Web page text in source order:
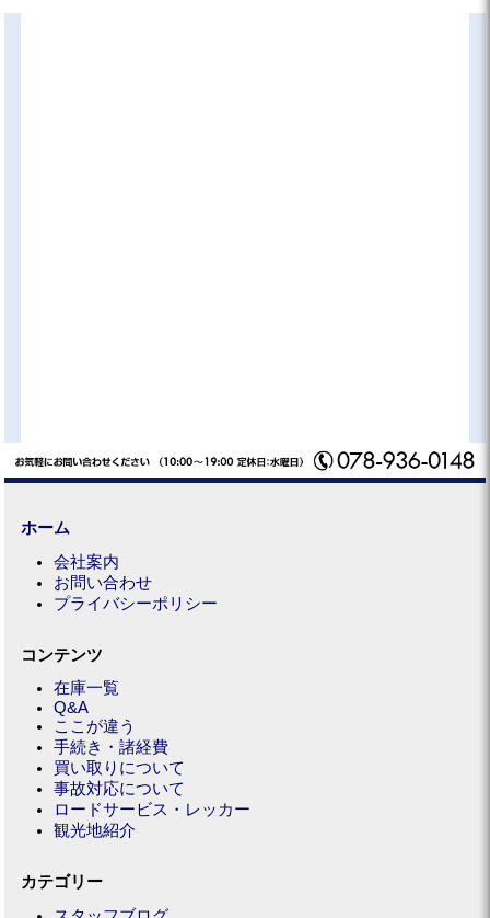
ホーム
会社案内
お問い合わせ
プライバシーポリシー
コンテンツ
在庫一覧
Q&A
ここが違う
手続き・諸経費
買い取りについて
事故対応について
ロードサービス・レッカー
観光地紹介
カテゴリー